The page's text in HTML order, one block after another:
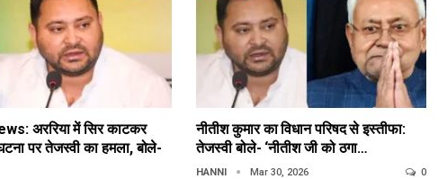
अररिया में सिर काटकर
पर तेजस्वी का हमला, बोले-
नीतीश कुमार का विधान परिषद से इस्तीफा:
तेजस्वी बोले- ‘नीतीश जी को ठगा…
HANNI Mar 30, 2026 0